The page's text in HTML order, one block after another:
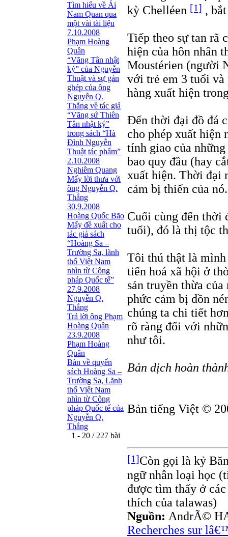
Tìm hiểu về Ải
Nam Quan qua
một vài tài liệu
7.10.2008
Phạm Hoàng
Quân
“Vãng Tân nhật
ký” của Nguyễn
Thuật và sự gán
ghép của ông
Nguyễn Q.
Thắng về tác giả
“Vãng sứ Thiên
Tân nhật ký”
trong sách “Hà
Đình Nguyễn
Thuật tác phẩm”
2.10.2008
Nghiêm Quang
Mấy lời thưa với
ông Nguyễn Q.
Thắng
30.9.2008
Hoàng Quốc Bão
Mấy đề xuất cho
tác giả sách
“Hoàng Sa –
Trường Sa, lãnh
thổ Việt Nam
nhìn từ Công
pháp Quốc tế”
27.9.2008
Nguyễn Q.
Thắng
Trả lời ông Phạm
Hoàng Quân
23.9.2008
Phạm Hoàng
Quân
Bàn về quyển
sách Hoàng Sa –
Trường Sa, Lãnh
thổ Việt Nam
nhìn từ Công
pháp Quốc tế của
Nguyễn Q.
Thắng
1 - 20 / 227 bài
kỳ Chelléen [1] ,
Tiếp theo sự tan rã
hiện của hôn nhân
Moustérien (người
với trẻ em 3 tuổi và
hàng xuất hiện
Đến thời đại đồ đá
cho phép xuất hiện
tính giao của
bao quy đầu (hay
xuất hiện. Thời đại
cảm bị thiến của nó.
Cuối cùng đến thời
tuổi), đó là thị tộc
Tôi thú thật là mình
tiến hoá xã hội ở
sản truyền thừa
phức cảm bị dồn
chúng ta chi tiết
rõ ràng đối với
như tôi.
Bản dịch hoàn
Bản tiếng Việt ©
[1]Còn gọi là kỷ
ngữ nhân loại học
được tìm thấy ở
thích của talawas)
Nguồn: AndrÃ©
Recherches sur